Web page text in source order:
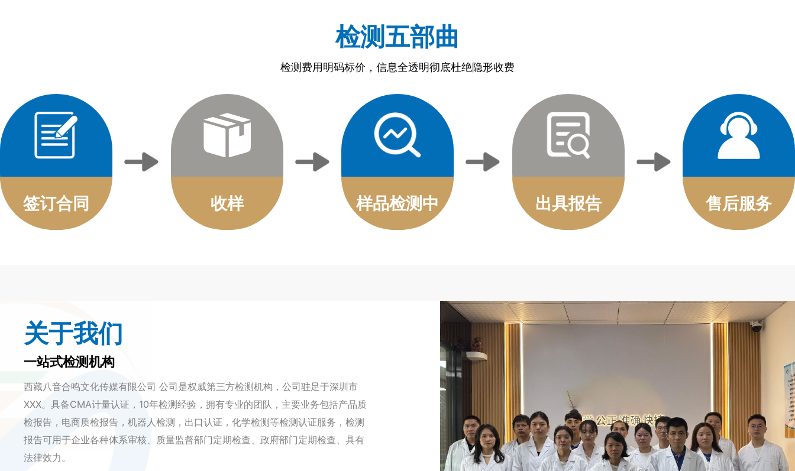
检测五部曲
检测费用明码标价，信息全透明彻底杜绝隐形收费
签订合同 收样 样品检测中 出具报告 售后服务
关于我们
一站式检测机构
西藏八音合鸣文化传媒有限公司 公司是权威第三方检测机构，公司驻足于深圳市
XXX。具备CMA计量认证，10年检测经验，拥有专业的团队，主要业务包括产品质
检报告，电商质检报告，机器人检测，出口认证，化学检测等检测认证服务，检测
报告可用于企业各种体系审核、质量监督部门定期检查、政府部门定期检查、具有
法律效力。